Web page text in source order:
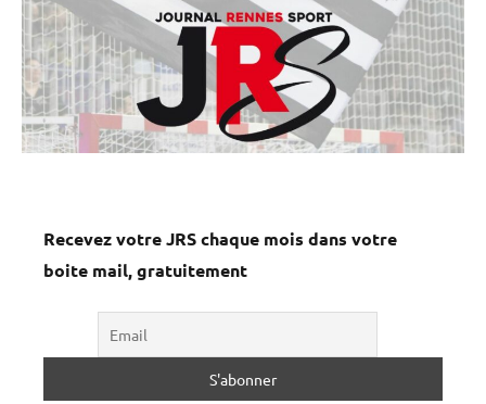
Recevez votre JRS chaque mois dans votre
boite mail, gratuitement